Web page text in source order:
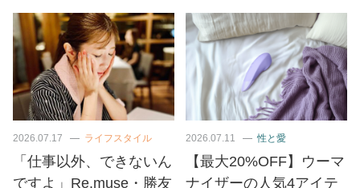
2026.07.17 ライフスタイル
「仕事以外、できないん
ですよ」Re.muse・勝友
2026.07.11 性と愛
【最大20%OFF】ウーマ
ナイザーの人気4アイテ